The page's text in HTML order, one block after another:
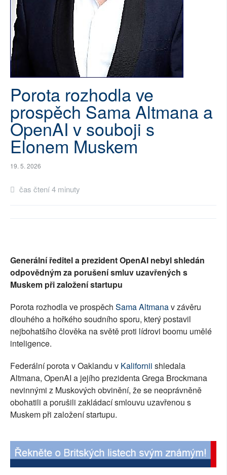
SOCIÁLNÍ SÍTĚ
RUBRIKY
PLNÁ VERZE STRÁNEK
Porota rozhodla ve
prospěch Sama Altmana a
OpenAI v souboji s
Elonem Muskem
19. 5. 2026
čas čtení 4 minuty
Generální ředitel a prezident OpenAI nebyl shledán
odpovědným za porušení smluv uzavřených s
Muskem při založení startupu
Porota rozhodla ve prospěch Sama Altmanav závěru
dlouhého a hořkého soudního sporu, který postavil
nejbohatšího člověka na světě proti lídrovi boomu umělé
inteligence.
Federální porota v Oaklandu v Kalifornii shledala
Altmana, OpenAI a jejího prezidenta Grega Brockmana
nevinnými z Muskových obvinění, že se neoprávněně
obohatili a porušili zakládací smlouvu uzavřenou s
Muskem při založení startupu.